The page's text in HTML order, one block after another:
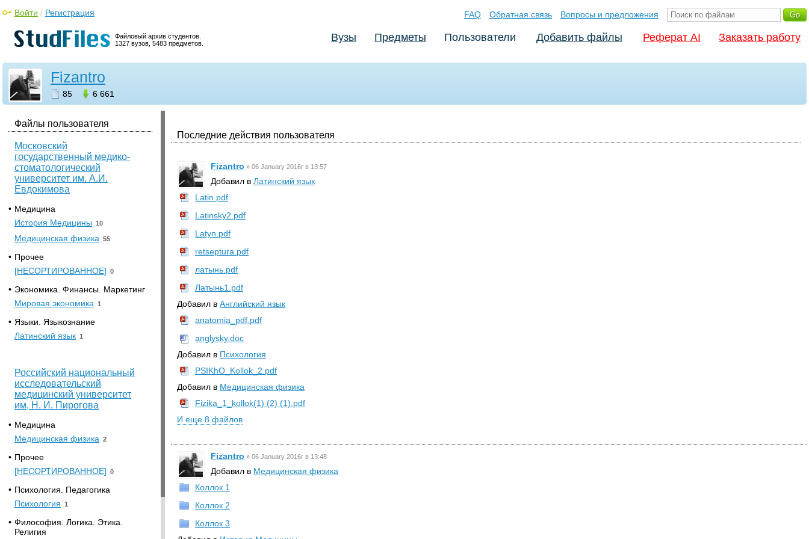
Файловый архив студентов.
1327 вузов, 5483 предметов.
Войти / Регистрация FAQ Обратная связь Вопросы и предложения
Вузы Предметы Пользователи Добавить файлы Реферат AI Заказать работу
Fizantro
85 6 661
Файлы пользователя
Московский
государственный медико-
стоматологический
университет им. А.И.
Евдокимова
• Медицина
История Медицины 10
Медицинская физика 55
• Прочее
[НЕСОРТИРОВАННОЕ] 0
• Экономика. Финансы. Маркетинг
Мировая экономика 1
• Языки. Языкознание
Латинский язык 1
Российский национальный
исследовательский
медицинский университет
им, Н. И. Пирогова
• Медицина
Медицинская физика 2
• Прочее
[НЕСОРТИРОВАННОЕ] 0
• Психология. Педагогика
Психология 1
• Философия. Логика. Этика.
Религия
Последние действия пользователя
Fizantro » 06 January 2016г в 13:57
Добавил в Латинский язык
Latin.pdf
Latinsky2.pdf
Latyn.pdf
retseptura.pdf
латынь.pdf
Латынь1.pdf
Добавил в Английский язык
anatomia_pdf.pdf
anglysky.doc
Добавил в Психология
PSIKhO_Kollok_2.pdf
Добавил в Медицинская физика
Fizika_1_kollok(1) (2) (1).pdf
И еще 8 файлов
Fizantro » 06 January 2016г в 13:48
Добавил в Медицинская физика
Коллок 1
Коллок 2
Коллок 3